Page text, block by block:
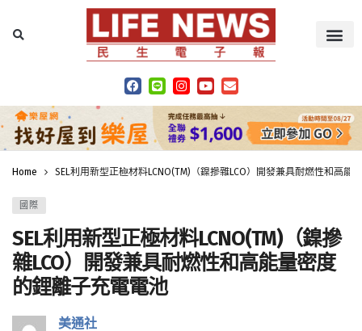
Home SEL利用新型正極材料LCNO(TM)（鎳摻雜LCO）開發兼具耐燃性和高能
國際
SEL利用新型正極材料LCNO(TM)（鎳摻
雜LCO）開發兼具耐燃性和高能量密度
的鋰離子充電電池
美通社